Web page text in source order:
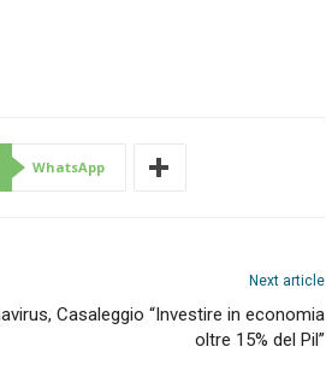
WhatsApp
Next article
Casaleggio “Investire in economia
oltre 15% del Pil”